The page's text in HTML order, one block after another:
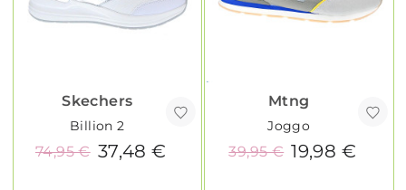
Skechers
Billion 2
37,48 €
74,95 €
Mtng
Joggo
19,98 €
39,95 €